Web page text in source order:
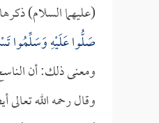
(عليهما السلام)
صَلُّوا عَلَيْهِ وَسَلِّمُوا
ومعنى ذلك: أن
وقال رحمه الله